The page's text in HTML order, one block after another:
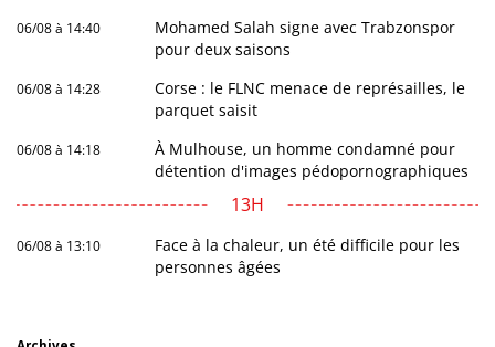
06/08 à 14:40
Mohamed Salah signe avec Trabzonspor
pour deux saisons
06/08 à 14:28
Corse : le FLNC menace de représailles, le
parquet saisit
06/08 à 14:18
À Mulhouse, un homme condamné pour
détention d'images pédopornographiques
13H
06/08 à 13:10
Face à la chaleur, un été difficile pour les
personnes âgées